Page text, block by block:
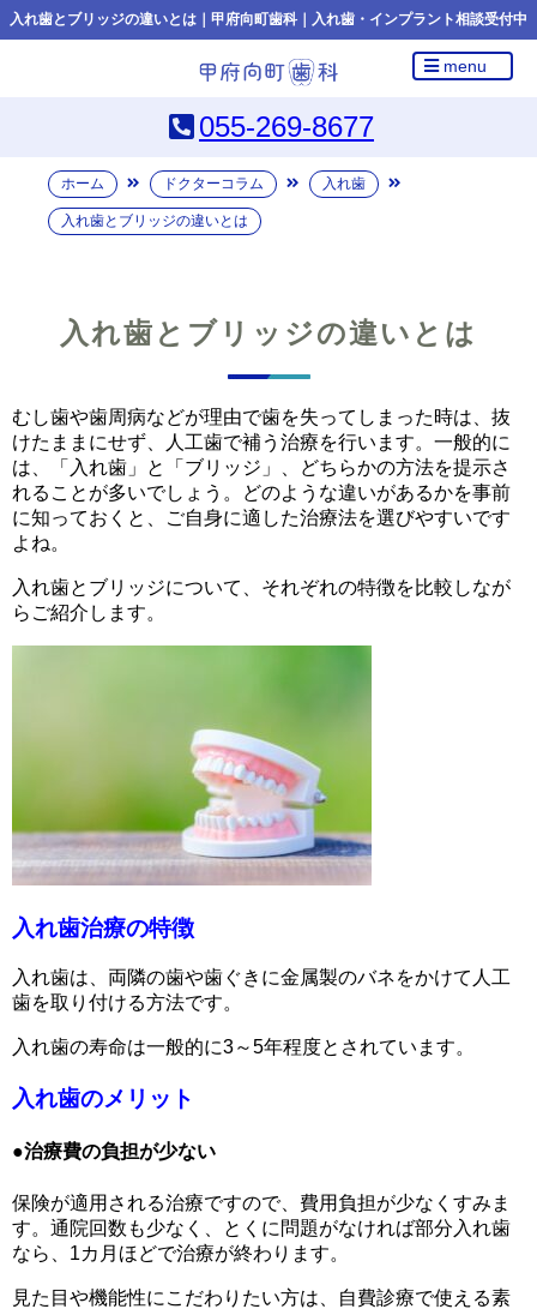
入れ歯とブリッジの違いとは｜甲府向町歯科｜入れ歯・インプラント相談受付中
menu
055-269-8677
ホーム ドクターコラム 入れ歯
入れ歯とブリッジの違いとは
入れ歯とブリッジの違いとは
むし歯や歯周病などが理由で歯を失ってしまった時は、抜
けたままにせず、人工歯で補う治療を行います。一般的に
は、「入れ歯」と「ブリッジ」、どちらかの方法を提示さ
れることが多いでしょう。どのような違いがあるかを事前
に知っておくと、ご自身に適した治療法を選びやすいです
よね。
入れ歯とブリッジについて、それぞれの特徴を比較しなが
らご紹介します。
入れ歯治療の特徴
入れ歯は、両隣の歯や歯ぐきに金属製のバネをかけて人工
歯を取り付ける方法です。
入れ歯の寿命は一般的に3～5年程度とされています。
入れ歯のメリット
●治療費の負担が少ない
保険が適用される治療ですので、費用負担が少なくすみま
す。通院回数も少なく、とくに問題がなければ部分入れ歯
なら、1カ月ほどで治療が終わります。
見た目や機能性にこだわりたい方は、自費診療で使える素